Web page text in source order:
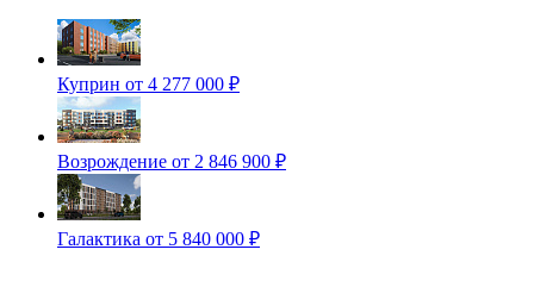
Куприн от 4 277 000 ₽
Возрождение от 2 846 900 ₽
Галактика от 5 840 000 ₽